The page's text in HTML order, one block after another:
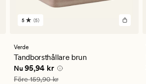
5
ett
genomsnittligt
betyg
på
5
5 (5)
Verde
Tandborsthållare brun
Nuvarande pris
Nu 95,94 kr
Ordinarie pris 159,90 kr
Före159,90 kr